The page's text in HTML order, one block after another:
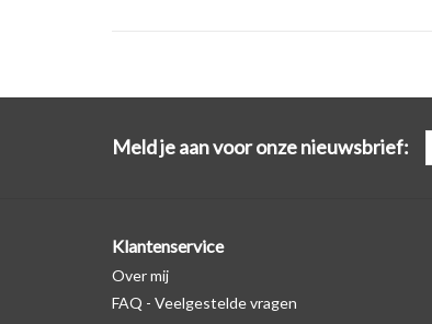
Meld je aan voor onze nieuwsbrief:
Klantenservice
Over mij
FAQ - Veelgestelde vragen